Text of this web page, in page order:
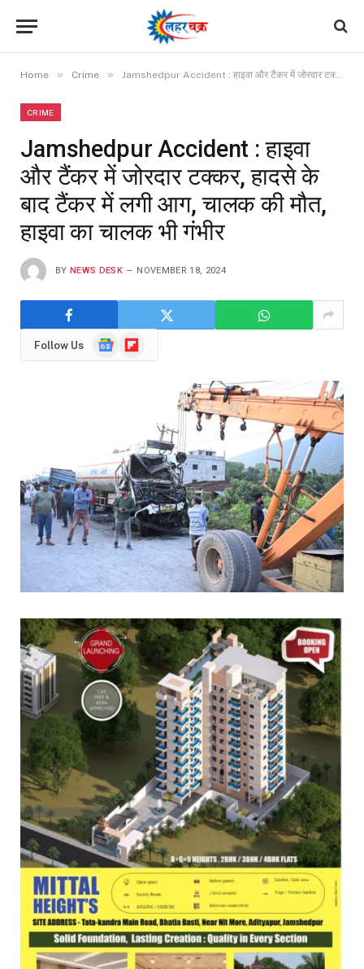
Home » Crime » Jamshedpur Accident : हाइवा और टैंकर में जोरदार टक्कर, हादसे के बाद टैंकर में लगी आग, चालक की मौत, हाइवा का चालक भी गंभीर
CRIME
Jamshedpur Accident : हाइवा
और टैंकर में जोरदार टक्कर, हादसे के
बाद टैंकर में लगी आग, चालक की मौत,
हाइवा का चालक भी गंभीर
BY NEWS DESK NOVEMBER 18, 2024
Follow Us
GoogleFlipboard